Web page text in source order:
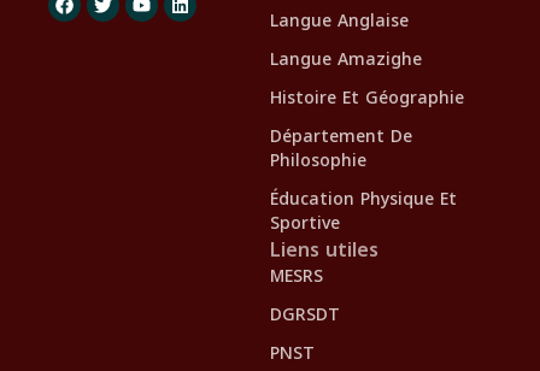
Langue Anglaise
Langue Amazighe
Histoire Et Géographie
Département De
Philosophie
Éducation Physique Et
Sportive
Liens utiles
MESRS
DGRSDT
PNST